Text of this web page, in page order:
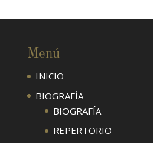
Menú
INICIO
BIOGRAFÍA
BIOGRAFÍA
REPERTORIO